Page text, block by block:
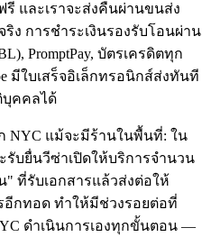
รี และเราจะส่งคืนผ่านขนส่ง
ง การชำระเงินรองรับโอนผ่าน
PromptPay, บัตรเครดิตทุก
มีใบเสร็จอิเล็กทรอนิกส์ส่งทันที
คคลได้
NYC แม้จะมีร้านในพื้นที่: ใน
บยื่นวีซ่าเปิดให้บริการจำนวน
ที่รับเอกสารแล้วส่งต่อให้
อีกทอด ทำให้มีช่วงรอยต่อที่
ดำเนินการเองทุกขั้นตอน —